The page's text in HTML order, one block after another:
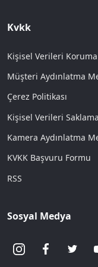
Kvkk
Kişisel Verileri
Müşteri Aydınlatma
Çerez Politikası
Kişisel Verileri
Kamera Aydınlatma
KVKK Başvuru Formu
RSS
Sosyal Medya